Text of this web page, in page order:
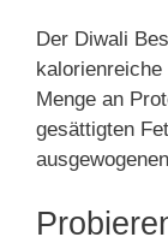
Der Diwali
Menge an
gesättigten